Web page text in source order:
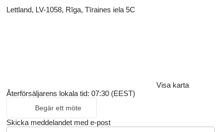
Lettland, LV-1058, Rīga, Tīraines iela 5C
Visa karta
Återförsäljarens lokala tid: 07:30 (EEST)
Begär ett möte
Skicka meddelandet med e-post